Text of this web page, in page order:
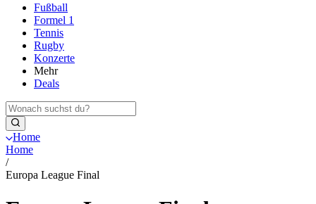
Fußball
Formel 1
Tennis
Rugby
Konzerte
Mehr
Deals
Home
Home
/
Europa League Final